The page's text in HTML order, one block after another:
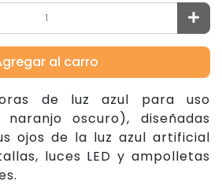
al carro
de luz azul para uso
oscuro), diseñadas
ojos de la luz azul artificial
luces LED y ampolletas